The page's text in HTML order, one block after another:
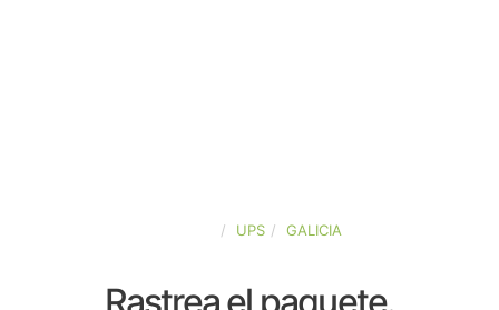
UPS GALICIA